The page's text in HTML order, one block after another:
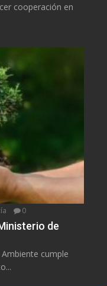
cooperación en
0
de
cumple